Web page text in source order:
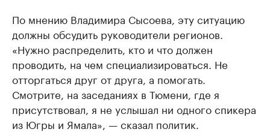
По мнению Владимира Сысоева, эту ситуацию
должны обсудить руководители регионов.
«Нужно распределить, кто и что должен
проводить, на чем специализироваться. Не
отторгаться друг от друга, а помогать.
Смотрите, на заседаниях в Тюмени, где я
присутствовал, я не услышал ни одного спикера
из Югры и Ямала», — сказал политик.